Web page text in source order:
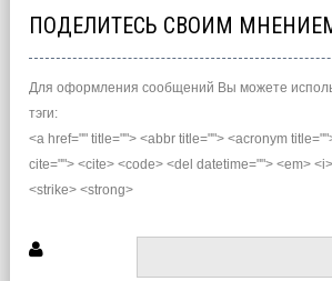
ПОДЕЛИТЕСЬ СВОИМ
Для оформления сообщений Вы можете
тэги:
<a href="" title=""> <abbr title=""> <acronym
cite=""> <cite> <code> <del datetime=""> <em>
<strike> <strong>